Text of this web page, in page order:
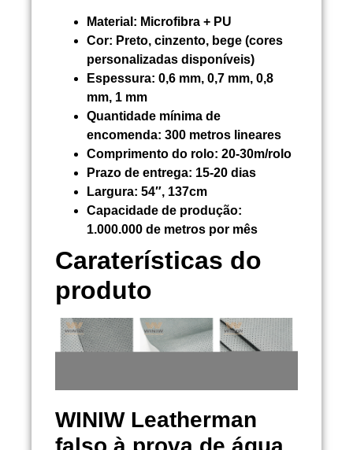
Material: Microfibra + PU
Cor: Preto, cinzento, bege (cores
personalizadas disponíveis)
Espessura: 0,6 mm, 0,7 mm, 0,8
mm, 1 mm
Quantidade mínima de
encomenda: 300 metros lineares
Comprimento do rolo: 20-30m/rolo
Prazo de entrega: 15-20 dias
Largura: 54″, 137cm
Capacidade de produção:
1.000.000 de metros por mês
Caraterísticas do
produto
WINIW Leatherman